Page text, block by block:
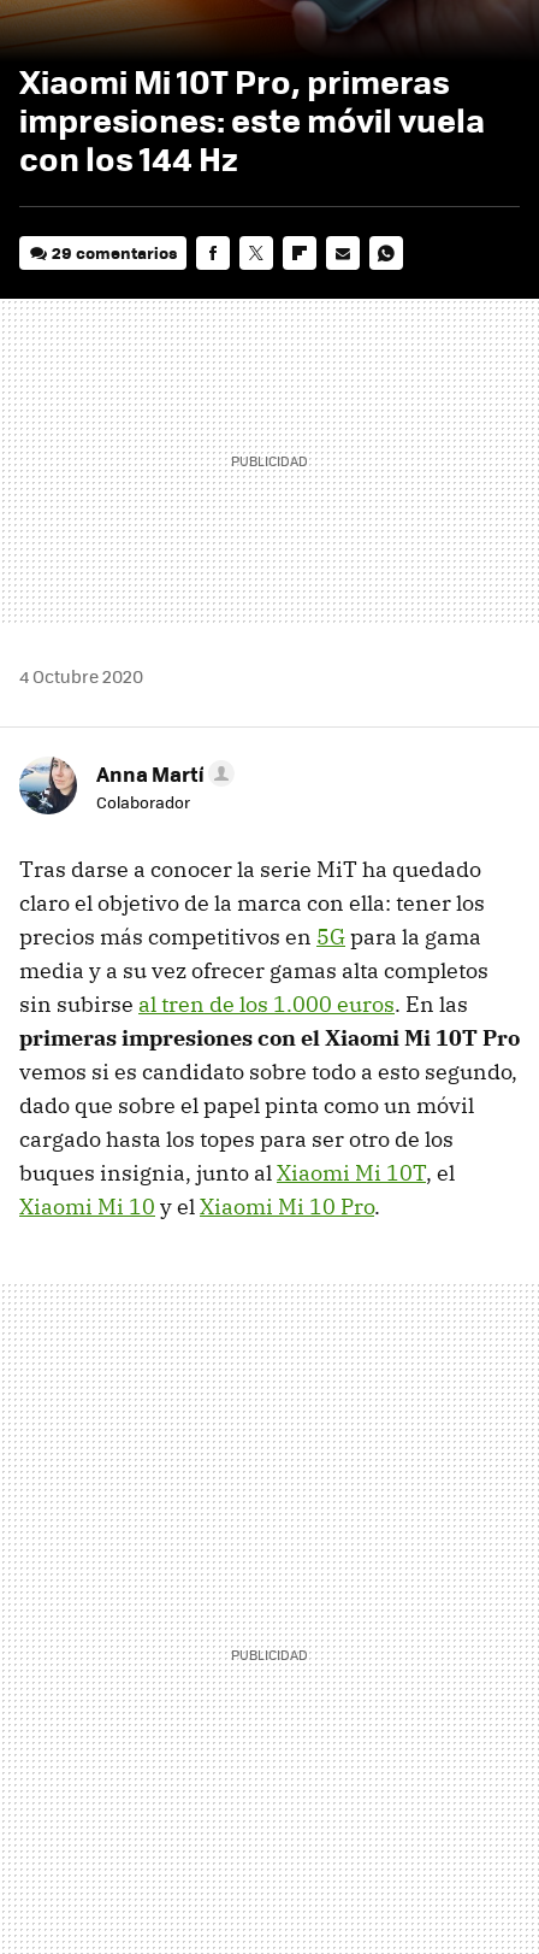
Xiaomi Mi 10T Pro, primeras
impresiones: este móvil vuela
con los 144 Hz
29 comentarios
MAIL
4 Octubre 2020
Anna Martí
Colaborador
Tras darse a conocer la serie MiT ha quedado
claro el objetivo de la marca con ella: tener los
precios más competitivos en 5Gpara la gama
media y a su vez ofrecer gamas alta completos
sin subirse al tren de los 1.000 euros. En las
primeras impresiones con el Xiaomi Mi 10T Pro
vemos si es candidato sobre todo a esto segundo,
dado que sobre el papel pinta como un móvil
cargado hasta los topes para ser otro de los
buques insignia, junto alXiaomi Mi 10T, el
Xiaomi Mi 10 y elXiaomi Mi 10 Pro.